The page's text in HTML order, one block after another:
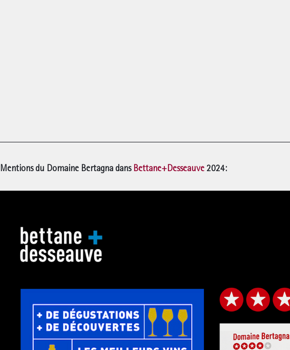
Mentions du Domaine Bertagna dans Bettane+Desseauve 2024: